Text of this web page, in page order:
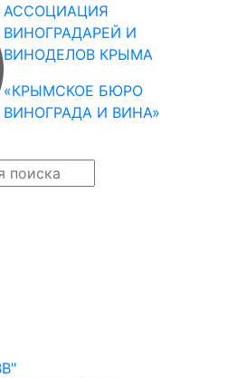
АССОЦИАЦИЯ
ВИНОГРАДАРЕЙ И
ВИНОДЕЛОВ КРЫМА
«КРЫМСКОЕ БЮРО
ВИНОГРАДА И ВИНА»